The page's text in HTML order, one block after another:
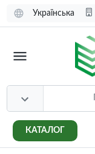
Українська
КАТАЛОГ